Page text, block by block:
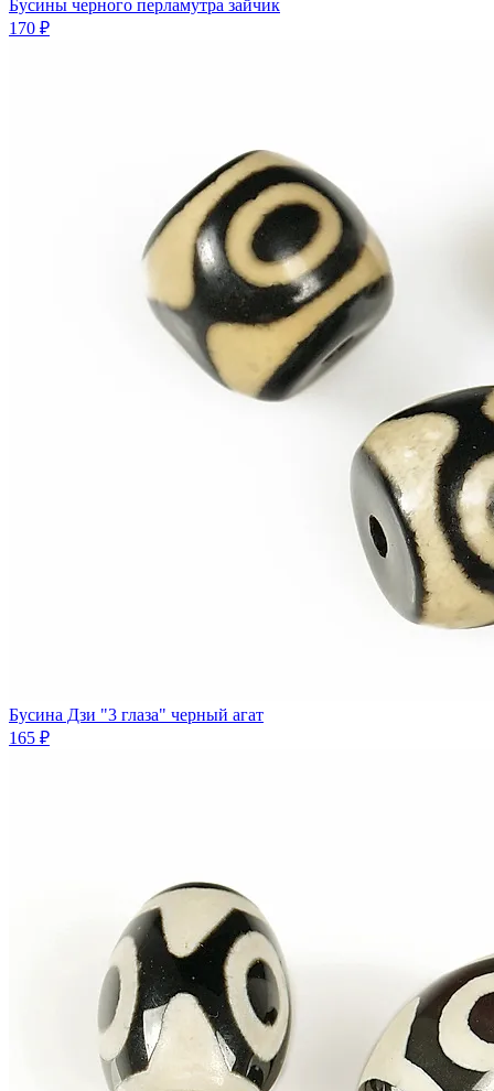
Бусины черного перламутра зайчик
170 ₽
Бусина Дзи "3 глаза" черный агат
165 ₽